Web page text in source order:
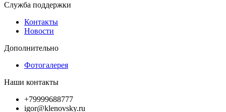
Служба поддержки
Контакты
Новости
Дополнительно
Фотогалерея
Наши контакты
+79999688777
igor@klenovsky.ru